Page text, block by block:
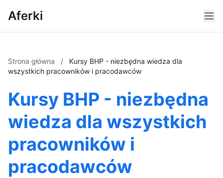
Aferki
Strona główna /
Kursy BHP - niezbędna wiedza dla
wszystkich pracowników i pracodawców
Kursy BHP - niezbędna
wiedza dla wszystkich
pracowników i
pracodawców